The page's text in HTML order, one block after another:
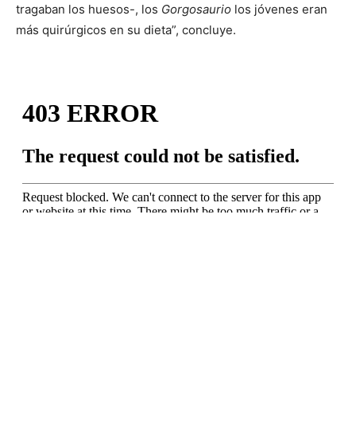
tragaban los huesos-, los Gorgosaurio los jóvenes eran
más quirúrgicos en su dieta”, concluye.